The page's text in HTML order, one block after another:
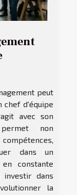
peut
chef d'équipe
avec son
non
dans un
constante
investir dans
la